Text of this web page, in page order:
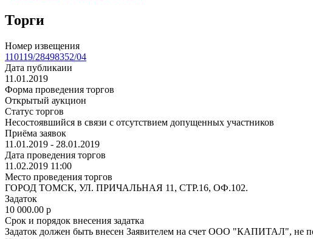
Торги
Номер извещения
110119/28498352/04
Дата публикаии
11.01.2019
Форма проведения торгов
Открытый аукцион
Статус торгов
Несостоявшийся в связи с отсутствием допущенных участников
Приёма заявок
11.01.2019 - 28.01.2019
Дата проведения торгов
11.02.2019 11:00
Место проведения торгов
ГОРОД ТОМСК, УЛ. ПРИЧАЛЬНАЯ 11, СТР.16, ОФ.102.
Задаток
10 000.00 p
Срок и порядок внесения задатка
Задаток должен быть внесен Заявителем на счет ООО "КАПИТАЛ", не